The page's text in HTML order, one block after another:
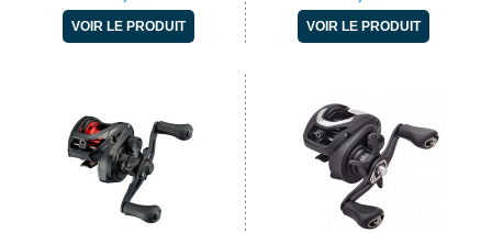
VOIR LE PRODUIT VOIR LE PRODUIT